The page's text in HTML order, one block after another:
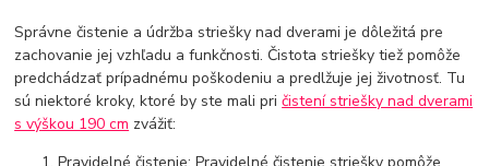
Správne čistenie a údržba striešky nad dverami je dôležitá pre
zachovanie jej vzhľadu a funkčnosti. Čistota striešky tiež pomôže
predchádzať prípadnému poškodeniu a predlžuje jej životnosť. Tu
sú niektoré kroky, ktoré by ste mali pričistení striešky nad dverami
s výškou 190 cm zvážiť: